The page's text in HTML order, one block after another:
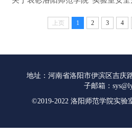
上页 1 2 3 4
地址：河南省洛阳市伊滨区
子邮箱：
©2019-2022 洛阳师范学院实验